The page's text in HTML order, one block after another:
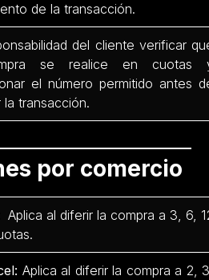
de la transacción.
del cliente verificar
se realice en cuotas
el número permitido antes
la transacción.
por comercio
Aplica al diferir la compra a 3, 6,
Aplica al diferir la compra a 2,